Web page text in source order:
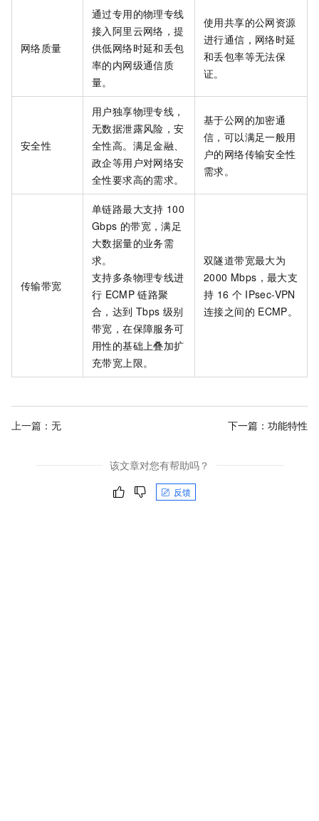
网络质量
通过专用的物理专线
接入阿里云网络，提
供低网络时延和丢包
率的内网级通信质
量。
使用共享的公网资源
进行通信，网络时延
和丢包率等无法保
证。
安全性
用户独享物理专线，
无数据泄露风险，安
全性高。满足金融、
政企等用户对网络安
全性要求高的需求。
基于公网的加密通
信，可以满足一般用
户的网络传输安全性
需求。
传输带宽
单链路最大支持 100
Gbps 的带宽，满足
大数据量的业务需
求。
支持多条物理专线进
行 ECMP 链路聚
合，达到 Tbps 级别
带宽，在保障服务可
用性的基础上叠加扩
充带宽上限。
双隧道带宽最大为
2000 Mbps，最大支
持 16 个 IPsec-VPN
连接之间的 ECMP。
上一篇：无 下一篇： 功能特性
该文章对您有帮助吗？
反馈